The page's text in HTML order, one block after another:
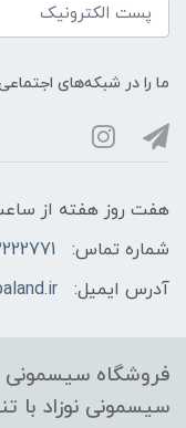
ما را در شبکه‌های
هفت روز هفته از ساعت 9 تا 21 پاسخگوی شما
شماره تماس:
آدرس ایمیل:
فروشگاه سیسمونی
سیسمونی نوزاد با